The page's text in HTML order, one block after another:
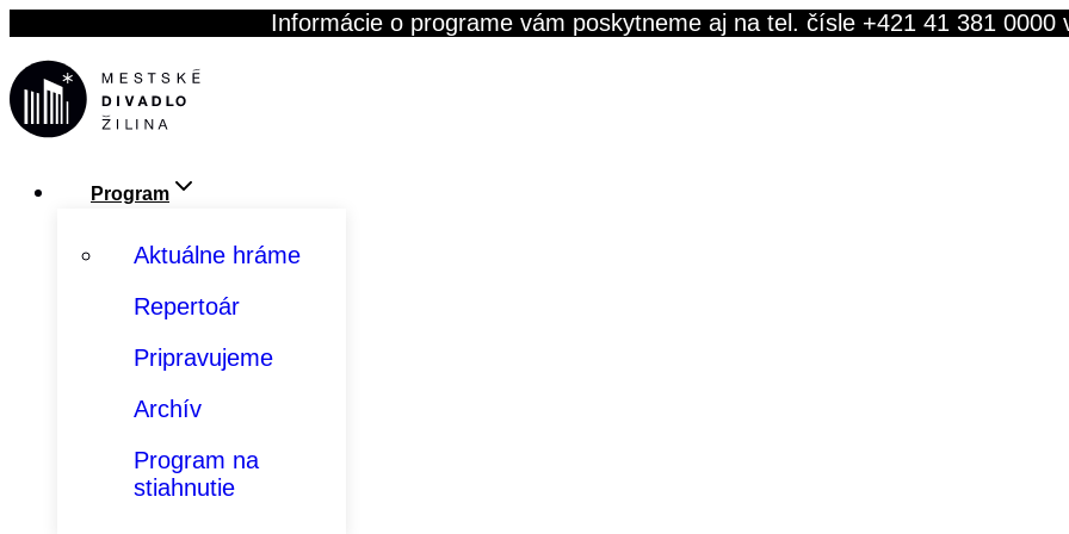
content
Informácie o programe vám poskytneme aj na tel. čísle +421 41 381 0000
Program
Aktuálne hráme
Repertoár
Pripravujeme
Archív
Program na
stiahnutie